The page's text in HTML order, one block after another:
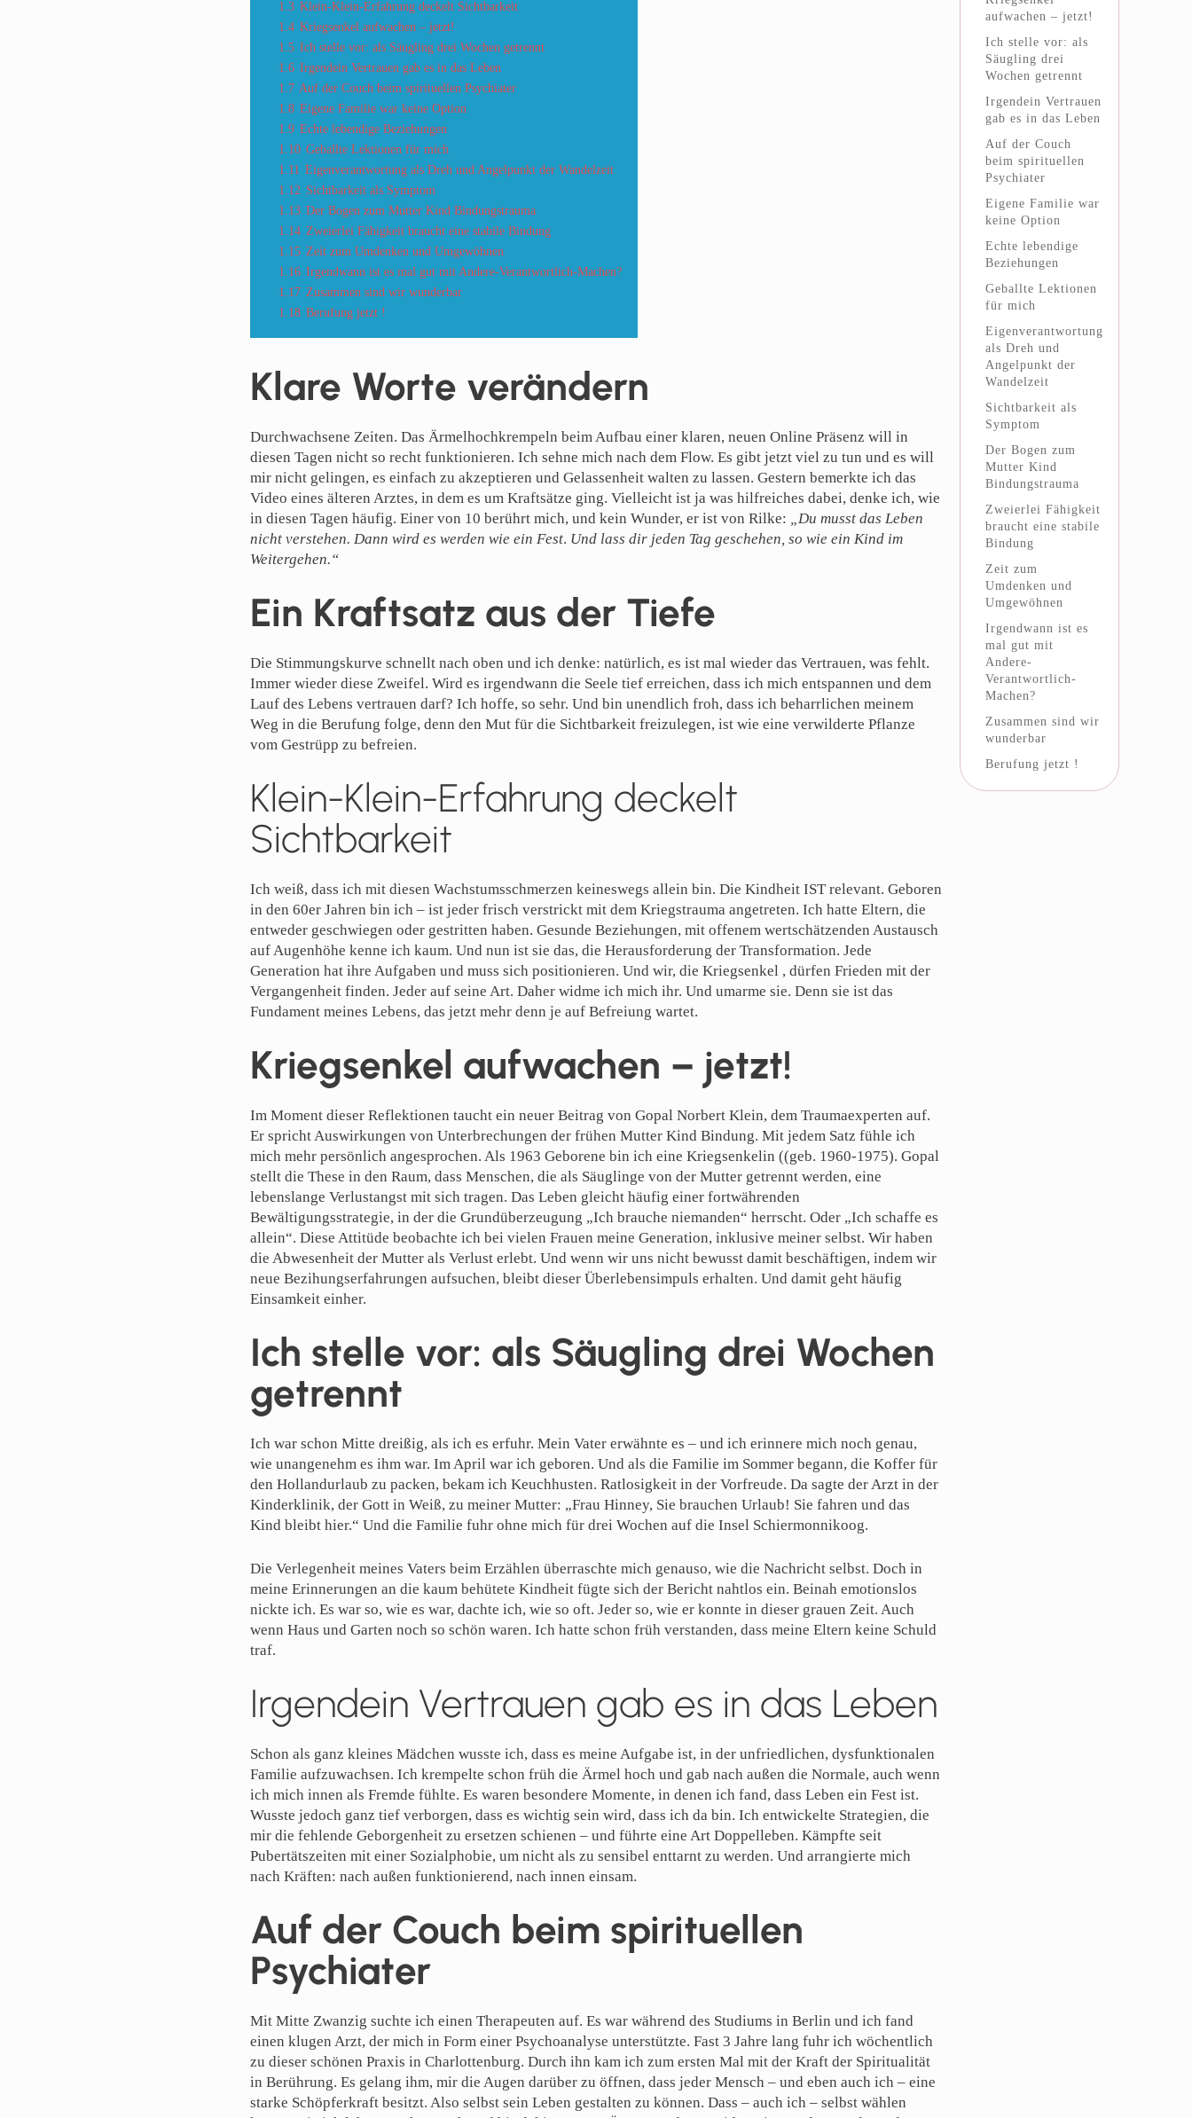
aufwachen – jetzt!
Ich stelle vor: als
Säugling drei
Wochen getrennt
Irgendein Vertrauen
gab es in das Leben
Auf der Couch
beim spirituellen
Psychiater
Eigene Familie war
keine Option
Echte lebendige
Beziehungen
Geballte Lektionen
für mich
Eigenverantwortung
als Dreh und
Angelpunkt der
Wandelzeit
Sichtbarkeit als
Symptom
Der Bogen zum
Mutter Kind
Bindungstrauma
Zweierlei Fähigkeit
braucht eine stabile
Bindung
Zeit zum
Umdenken und
Umgewöhnen
Irgendwann ist es
mal gut mit
Andere-
Verantwortlich-
Machen?
Zusammen sind wir
wunderbar
Berufung jetzt !
1.3 Klein-Klein-Erfahrung deckelt Sichtbarkeit
1.4 Kriegsenkel aufwachen – jetzt!
1.5 Ich stelle vor: als Säugling drei Wochen getrennt
1.6 Irgendein Vertrauen gab es in das Leben
1.7 Auf der Couch beim spirituellen Psychiater
1.8 Eigene Familie war keine Option
1.9 Echte lebendige Beziehungen
1.10 Geballte Lektionen für mich
1.11 Eigenverantwortung als Dreh und Angelpunkt der Wandelzeit
1.12 Sichtbarkeit als Symptom
1.13 Der Bogen zum Mutter Kind Bindungstrauma
1.14 Zweierlei Fähigkeit braucht eine stabile Bindung
1.15 Zeit zum Umdenken und Umgewöhnen
1.16 Irgendwann ist es mal gut mit Andere-Verantwortlich-Machen?
1.17 Zusammen sind wir wunderbar
1.18 Berufung jetzt !
Klare Worte verändern
Durchwachsene Zeiten. Das Ärmelhochkrempeln beim Aufbau einer klaren, neuen Online Präsenz will in
diesen Tagen nicht so recht funktionieren. Ich sehne mich nach dem Flow. Es gibt jetzt viel zu tun und es will
mir nicht gelingen, es einfach zu akzeptieren und Gelassenheit walten zu lassen. Gestern bemerkte ich das
Video eines älteren Arztes, in dem es um Kraftsätze ging. Vielleicht ist ja was hilfreiches dabei, denke ich, wie
in diesen Tagen häufig. Einer von 10 berührt mich, und kein Wunder, er ist von Rilke: „Du musst das Leben
nicht verstehen. Dann wird es werden wie ein Fest. Und lass dir jeden Tag geschehen, so wie ein Kind im
Weitergehen.“
Ein Kraftsatz aus der Tiefe
Die Stimmungskurve schnellt nach oben und ich denke: natürlich, es ist mal wieder das Vertrauen, was fehlt.
Immer wieder diese Zweifel. Wird es irgendwann die Seele tief erreichen, dass ich mich entspannen und dem
Lauf des Lebens vertrauen darf? Ich hoffe, so sehr. Und bin unendlich froh, dass ich beharrlichen meinem
Weg in die Berufung folge, denn den Mut für die Sichtbarkeit freizulegen, ist wie eine verwilderte Pflanze
vom Gestrüpp zu befreien.
Klein-Klein-Erfahrung deckelt
Sichtbarkeit
Ich weiß, dass ich mit diesen Wachstumsschmerzen keineswegs allein bin. Die Kindheit IST relevant. Geboren
in den 60er Jahren bin ich – ist jeder frisch verstrickt mit dem Kriegstrauma angetreten. Ich hatte Eltern, die
entweder geschwiegen oder gestritten haben. Gesunde Beziehungen, mit offenem wertschätzenden Austausch
auf Augenhöhe kenne ich kaum. Und nun ist sie das, die Herausforderung der Transformation. Jede
Generation hat ihre Aufgaben und muss sich positionieren. Und wir, die Kriegsenkel , dürfen Frieden mit der
Vergangenheit finden. Jeder auf seine Art. Daher widme ich mich ihr. Und umarme sie. Denn sie ist das
Fundament meines Lebens, das jetzt mehr denn je auf Befreiung wartet.
Kriegsenkel aufwachen – jetzt!
Im Moment dieser Reflektionen taucht ein neuer Beitrag von Gopal Norbert Klein, dem Traumaexperten auf.
Er spricht Auswirkungen von Unterbrechungen der frühen Mutter Kind Bindung. Mit jedem Satz fühle ich
mich mehr persönlich angesprochen. Als 1963 Geborene bin ich eine Kriegsenkelin ((geb. 1960-1975). Gopal
stellt die These in den Raum, dass Menschen, die als Säuglinge von der Mutter getrennt werden, eine
lebenslange Verlustangst mit sich tragen. Das Leben gleicht häufig einer fortwährenden
Bewältigungsstrategie, in der die Grundüberzeugung „Ich brauche niemanden“ herrscht. Oder „Ich schaffe es
allein“. Diese Attitüde beobachte ich bei vielen Frauen meine Generation, inklusive meiner selbst. Wir haben
die Abwesenheit der Mutter als Verlust erlebt. Und wenn wir uns nicht bewusst damit beschäftigen, indem wir
neue Bezihungserfahrungen aufsuchen, bleibt dieser Überlebensimpuls erhalten. Und damit geht häufig
Einsamkeit einher.
Ich stelle vor: als Säugling drei Wochen
getrennt
Ich war schon Mitte dreißig, als ich es erfuhr. Mein Vater erwähnte es – und ich erinnere mich noch genau,
wie unangenehm es ihm war. Im April war ich geboren. Und als die Familie im Sommer begann, die Koffer für
den Hollandurlaub zu packen, bekam ich Keuchhusten. Ratlosigkeit in der Vorfreude. Da sagte der Arzt in der
Kinderklinik, der Gott in Weiß, zu meiner Mutter: „Frau Hinney, Sie brauchen Urlaub! Sie fahren und das
Kind bleibt hier.“ Und die Familie fuhr ohne mich für drei Wochen auf die Insel Schiermonnikoog.
Die Verlegenheit meines Vaters beim Erzählen überraschte mich genauso, wie die Nachricht selbst. Doch in
meine Erinnerungen an die kaum behütete Kindheit fügte sich der Bericht nahtlos ein. Beinah emotionslos
nickte ich. Es war so, wie es war, dachte ich, wie so oft. Jeder so, wie er konnte in dieser grauen Zeit. Auch
wenn Haus und Garten noch so schön waren. Ich hatte schon früh verstanden, dass meine Eltern keine Schuld
traf.
Irgendein Vertrauen gab es in das Leben
Schon als ganz kleines Mädchen wusste ich, dass es meine Aufgabe ist, in der unfriedlichen, dysfunktionalen
Familie aufzuwachsen. Ich krempelte schon früh die Ärmel hoch und gab nach außen die Normale, auch wenn
ich mich innen als Fremde fühlte. Es waren besondere Momente, in denen ich fand, dass Leben ein Fest ist.
Wusste jedoch ganz tief verborgen, dass es wichtig sein wird, dass ich da bin. Ich entwickelte Strategien, die
mir die fehlende Geborgenheit zu ersetzen schienen – und führte eine Art Doppelleben. Kämpfte seit
Pubertätszeiten mit einer Sozialphobie, um nicht als zu sensibel enttarnt zu werden. Und arrangierte mich
nach Kräften: nach außen funktionierend, nach innen einsam.
Auf der Couch beim spirituellen
Psychiater
Mit Mitte Zwanzig suchte ich einen Therapeuten auf. Es war während des Studiums in Berlin und ich fand
einen klugen Arzt, der mich in Form einer Psychoanalyse unterstützte. Fast 3 Jahre lang fuhr ich wöchentlich
zu dieser schönen Praxis in Charlottenburg. Durch ihn kam ich zum ersten Mal mit der Kraft der Spiritualität
in Berührung. Es gelang ihm, mir die Augen darüber zu öffnen, dass jeder Mensch – und eben auch ich – eine
starke Schöpferkraft besitzt. Also selbst sein Leben gestalten zu können. Dass – auch ich – selbst wählen